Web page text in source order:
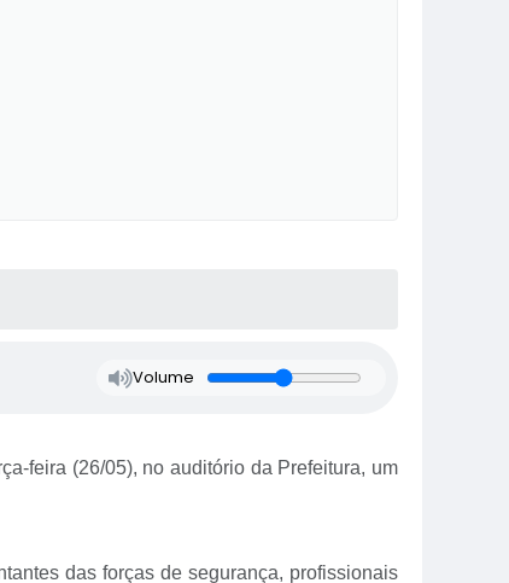
Volume
feira (26/05), no auditório da Prefeitura, um
das forças de segurança, profissionais